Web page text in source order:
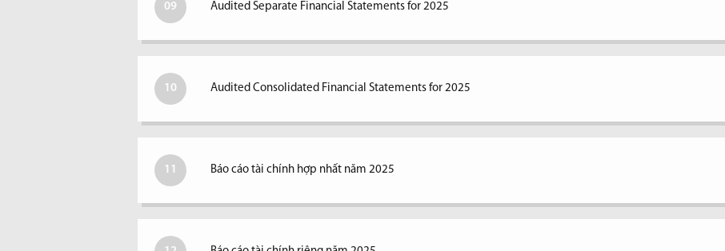
09 Audited Separate Financial Statements for 2025
10 Audited Consolidated Financial Statements for 2025
11 Báo cáo tài chính hợp nhất năm 2025